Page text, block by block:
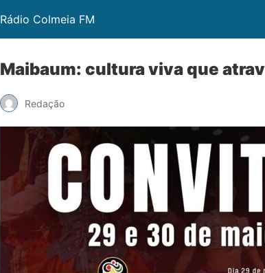
Rádio Colmeia FM
Maibaum: cultura viva que
Redação